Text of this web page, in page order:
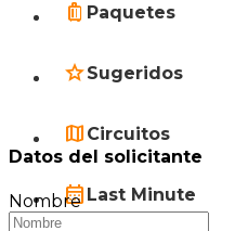
Paquetes
Sugeridos
Circuitos
Last Minute
Datos del solicitante
Nombre